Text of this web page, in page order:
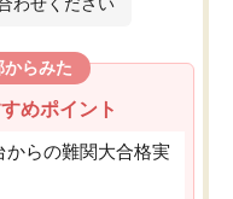
らみた
めポイント
らの難関大合格実